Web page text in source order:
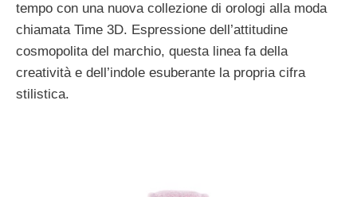
tempo con una nuova collezione di orologi alla moda
chiamata Time 3D. Espressione dell’attitudine
cosmopolita del marchio, questa linea fa della
creatività e dell’indole esuberante la propria cifra
stilistica.